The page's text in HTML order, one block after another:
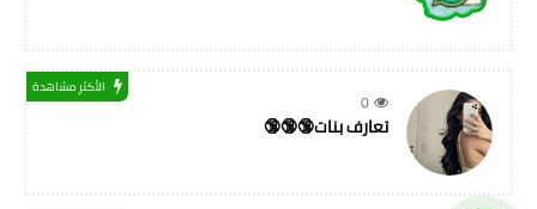
0
الأكثر مشاهدة
تعارف بنات🔞🔞🔞